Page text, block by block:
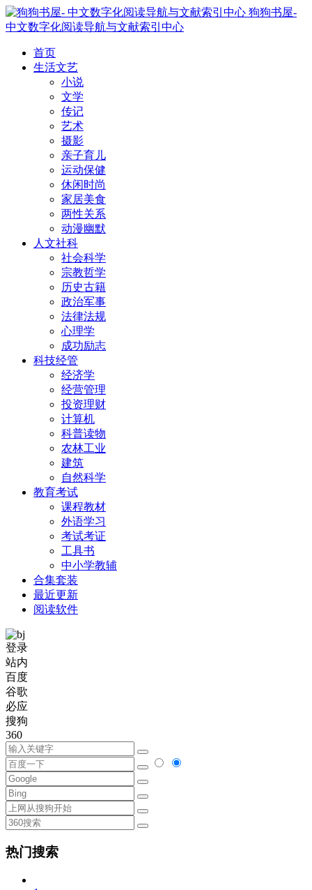
狗狗书屋-
中文数字化阅读导航与文献索引中心
首页
生活文艺
小说
文学
传记
艺术
摄影
亲子育儿
运动保健
休闲时尚
家居美食
两性关系
动漫幽默
人文社科
社会科学
宗教哲学
历史古籍
政治军事
法律法规
心理学
成功励志
科技经管
经济学
经营管理
投资理财
计算机
科普读物
农林工业
建筑
自然科学
教育考试
课程教材
外语学习
考试考证
工具书
中小学教辅
合集套装
最近更新
阅读软件
登录
站内
百度
谷歌
必应
搜狗
360
热门搜索